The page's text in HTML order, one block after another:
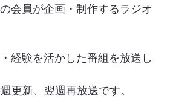
会員が企画・制作するラジオ
経験を活かした番組を放送し
更新、翌週再放送です。